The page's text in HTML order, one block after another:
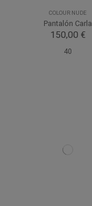
COLOUR NUDE
Pantalón Carla
150,00 €
40